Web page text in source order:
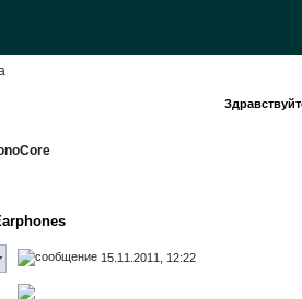
15.11.2011, 12:22